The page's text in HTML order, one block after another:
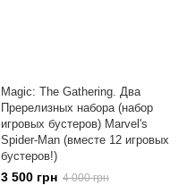
Magic: The Gathering. Два
Пререлизных набора (набор
игровых бустеров) Marvel's
Spider-Man (вместе 12 игровых
бустеров!)
3 500 грн 4 000 грн